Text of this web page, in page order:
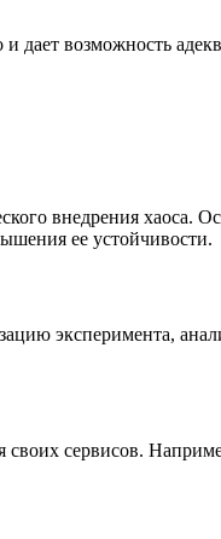
дает возможность
внедрения
ее устойчивости.
эксперимента,
сервисов.